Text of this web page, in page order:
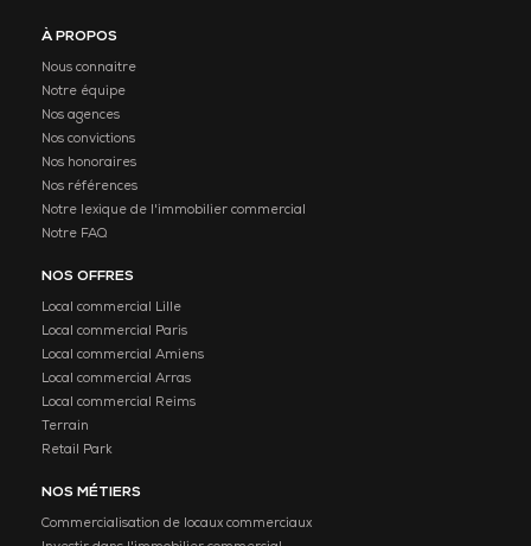
À PROPOS
Nous connaitre
Notre équipe
Nos agences
Nos convictions
Nos honoraires
Nos références
Notre lexique de l'immobilier commercial
Notre FAQ
NOS OFFRES
Local commercial Lille
Local commercial Paris
Local commercial Amiens
Local commercial Arras
Local commercial Reims
Terrain
Retail Park
NOS MÉTIERS
Commercialisation de locaux commerciaux